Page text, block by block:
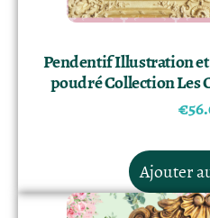
Pendentif Illustration et
poudré Collection Les
€
Ajouter